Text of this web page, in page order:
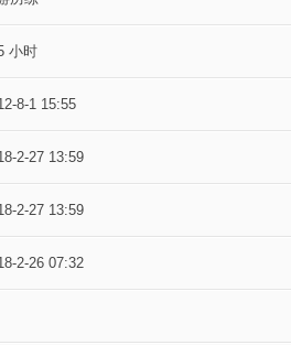
小时
8-1 15:55
2-27 13:59
2-27 13:59
2-26 07:32